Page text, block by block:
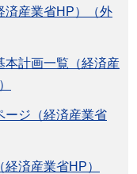
済産業省HP）（外
本計画一覧（経済産
ージ（経済産業省
済産業省HP）